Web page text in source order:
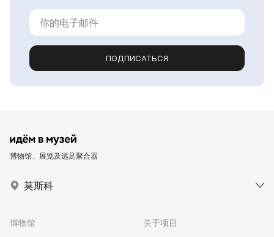
ПОДПИСАТЬСЯ
博物馆、展览及远足聚合器
莫斯科
博物馆
关于项目